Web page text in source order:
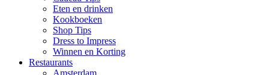
Eten en drinken
Kookboeken
Shop Tips
Dress to Impress
Winnen en Korting
Restaurants
Amsterdam